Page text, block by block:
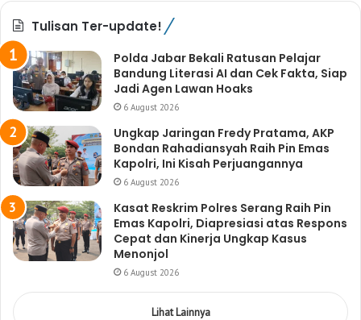
Tulisan Ter-update!
Polda Jabar Bekali Ratusan Pelajar
Bandung Literasi AI dan Cek Fakta, Siap
Jadi Agen Lawan Hoaks
6 August 2026
Ungkap Jaringan Fredy Pratama, AKP
Bondan Rahadiansyah Raih Pin Emas
Kapolri, Ini Kisah Perjuangannya
6 August 2026
Kasat Reskrim Polres Serang Raih Pin
Emas Kapolri, Diapresiasi atas Respons
Cepat dan Kinerja Ungkap Kasus
Menonjol
6 August 2026
Lihat Lainnya